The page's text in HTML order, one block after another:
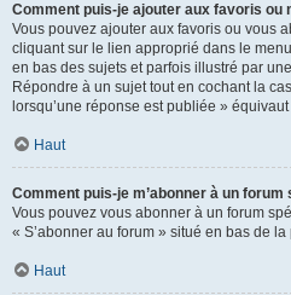
Comment puis-je ajouter aux favoris ou
Vous pouvez ajouter aux favoris ou vous
cliquant sur le lien approprié dans le
en bas des sujets et parfois illustré par
Répondre à un sujet tout en cochant la
lorsqu’une réponse est publiée »
Haut
Comment puis-je m’abonner à un forum
Vous pouvez vous abonner à un forum
« S’abonner au forum » situé en bas de
Haut